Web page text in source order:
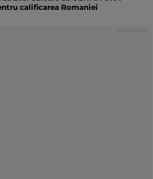
calificarea Romaniei